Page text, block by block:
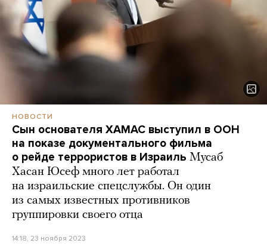
НОВОСТИ
Сын основателя ХАМАС выступил в ООН
на показе документального фильма
о рейде террористов в Израиль Мусаб
Хасан Юсеф много лет работал
на израильские спецслужбы. Он один
из самых известных противников
группировки своего отца
14:18, 23 ноября 2023